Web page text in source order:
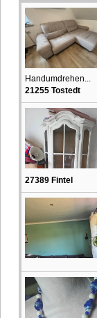
Handumdrehen...
21255 Tostedt
27389 Fintel